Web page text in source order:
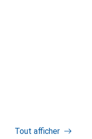
Tout afficher